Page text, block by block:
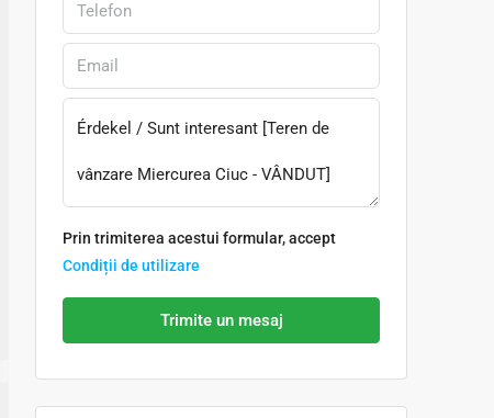
Prin trimiterea acestui formular, accept
Condiții de utilizare
Trimite un mesaj